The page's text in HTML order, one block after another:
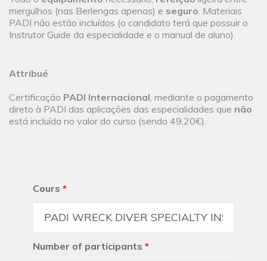
mergulhos (nas Berlengas apenas) e seguro. Materiais
PADI não estão incluídos (o candidato terá que possuir o
Instrutor Guide da especialidade e o manual de aluno).
Attribué
Certificação PADI Internacional, mediante o pagamento
direto à PADI das aplicações das especialidades que não
está incluída no valor do curso (sendo 49,20€).
Cours *
Number of participants *